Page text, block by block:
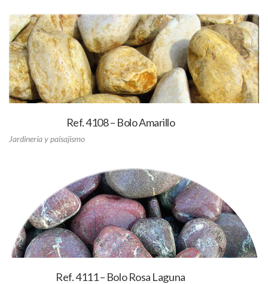
Ref. 4108 – Bolo Amarillo
Jardinería y paisajismo
Ref. 4111 – Bolo Rosa Laguna